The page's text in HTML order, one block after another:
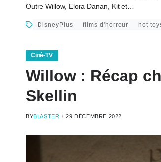
Outre Willow, Elora Danan, Kit et…
DisneyPlus films d'horreur hot
Ciné-TV
Willow : Récap
Skellin
BYBLASTER 29 DÉCEMBRE 2022